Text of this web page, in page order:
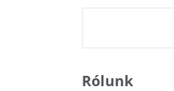
Rólunk